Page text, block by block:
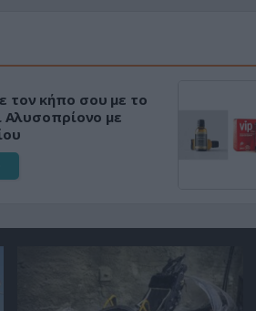
HAPI END: 100% φυτικό διεγερτικό
για άνδρες!